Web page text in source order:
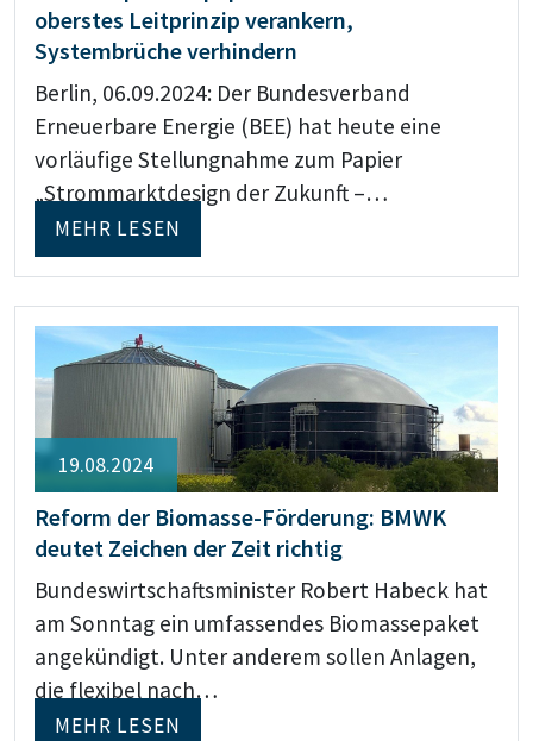
oberstes Leitprinzip verankern,
Systembrüche verhindern
Berlin, 06.09.2024: Der Bundesverband
Erneuerbare Energie (BEE) hat heute eine
vorläufige Stellungnahme zum Papier
„Strommarktdesign der Zukunft –…
MEHR LESEN
19.08.2024
Reform der Biomasse-Förderung: BMWK
deutet Zeichen der Zeit richtig
Bundeswirtschaftsminister Robert Habeck hat
am Sonntag ein umfassendes Biomassepaket
angekündigt. Unter anderem sollen Anlagen,
die flexibel nach…
MEHR LESEN